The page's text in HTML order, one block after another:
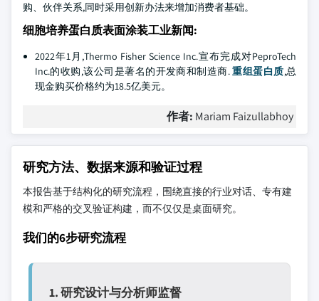
购、伙伴关系,同时采用创新办法来增加消费者基础。
细胞培养蛋白质表面涂装工业新闻:
2022年1月,Thermo Fisher Science Inc.宣布完成对PeproTech
Inc.的收购,该公司是著名的开发商和制造商.重组蛋白质,总
现金购买价格约为18.5亿美元。
作者: Mariam Faizullabhoy
研究方法、数据来源和验证过程
本报告基于结构化的研究流程，围绕直接的行业对话、专有建
模和严格的交叉验证构建，而不仅仅是桌面研究。
我们的6步研究流程
1. 研究设计与分析师监督